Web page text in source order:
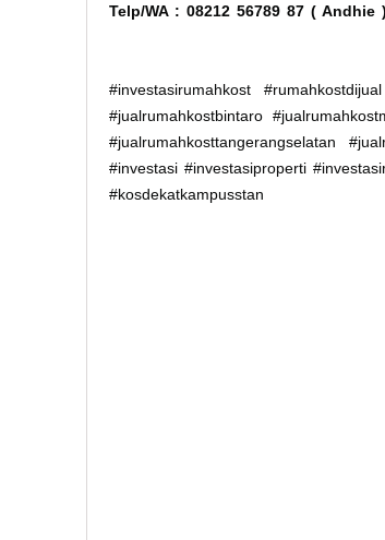
Telp/WA : 08212 56789 87 ( Andhie )
#investasirumahkost
#jualrumahkostbintaro
#jualrumahkosttangerangselatan
#investasi #investasiproperti
#kosdekatkampusstan